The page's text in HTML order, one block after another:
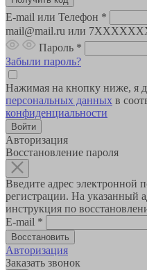
E-mail или Телефон *
mail@mail.ru или
Пароль *
Забыли пароль?
Нажимая на кнопку ниже, я
персональных данных в
конфиденциальности
Авторизация
Восстановление пароля
Введите адрес электронной
регистрации. На указанный
инструкция по
E-mail *
Авторизация
Заказать звонок